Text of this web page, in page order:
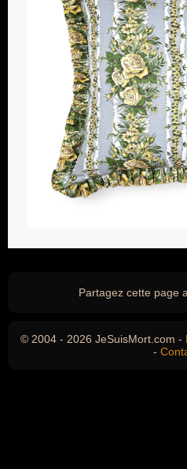
Partagez cette page
© 2004 - 2026 JeSuisMort.com -
-